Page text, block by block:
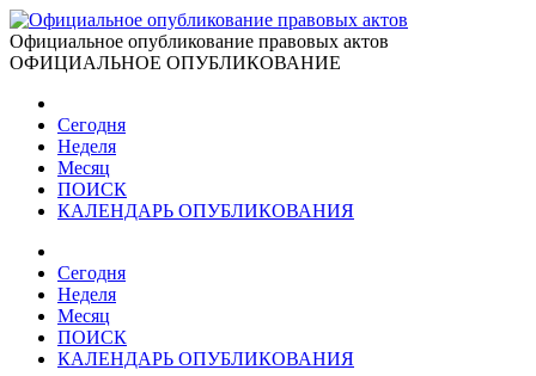
Официальное опубликование правовых актов
ОФИЦИАЛЬНОЕ ОПУБЛИКОВАНИЕ
Сегодня
Неделя
Месяц
ПОИСК
КАЛЕНДАРЬ ОПУБЛИКОВАНИЯ
Сегодня
Неделя
Месяц
ПОИСК
КАЛЕНДАРЬ ОПУБЛИКОВАНИЯ